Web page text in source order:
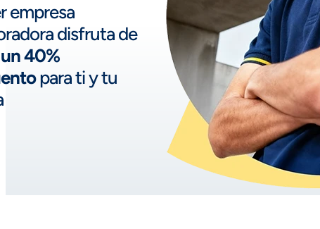
empresa
disfruta de
40%
para ti y tu